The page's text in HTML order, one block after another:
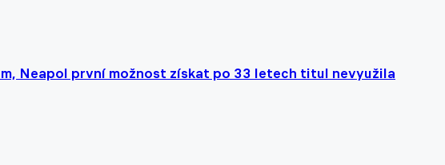
Neapol první možnost získat po 33 letech titul nevyužila